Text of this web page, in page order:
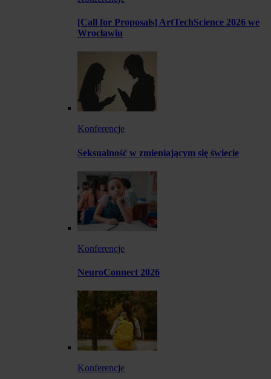
[Call for Proposals] ArtTechScience 2026 we
Wrocławiu
Konferencje
Seksualność w zmieniającym się świecie
Konferencje
NeuroConnect 2026
Konferencje